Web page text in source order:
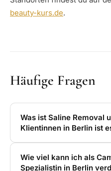
beauty-kurs.de.
Häufige Fragen
Was ist Saline Removal
Klientinnen in Berlin ist
Wie viel kann ich als
Spezialistin in Berlin